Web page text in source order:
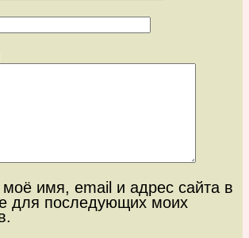
моё имя, email и адрес сайта в
для последующих моих